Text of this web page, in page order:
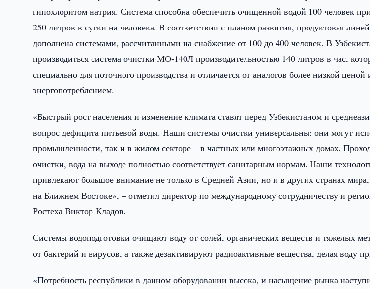
гипохлоритом натрия. Система способна обеспечить очищенной водой 100 человек
250 литров в сутки на человека. В соответствии с планом развития, продуктовая
дополнена системами, рассчитанными на снабжение от 100 до 400 человек. В
производиться система очистки МО-140Л производительностью 140 литров в час,
специально для поточного производства и отличается от аналогов более низкой
энергопотреблением.
«Быстрый рост населения и изменение климата ставят перед Узбекистаном и
вопрос дефицита питьевой воды. Наши системы очистки универсальны: они могут
промышленности, так и в жилом секторе – в частных или многоэтажных домах.
очистки, вода на выходе полностью соответствует санитарным нормам. Наши
привлекают большое внимание не только в Средней Азии, но и в других странах
на Ближнем Востоке», – отметил директор по международному сотрудничеству и
Ростеха Виктор Кладов.
Системы водоподготовки очищают воду от солей, органических веществ и тяжелых
от бактерий и вирусов, а также дезактивируют радиоактивные вещества, делая воду
«Потребность республики в данном оборудовании высока, и насыщение рынка